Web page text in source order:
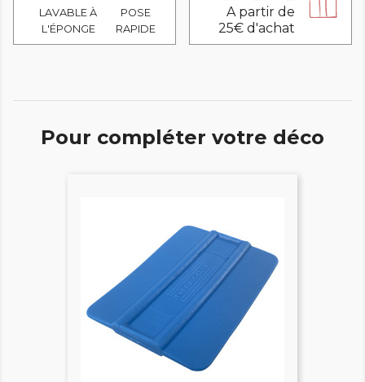
LAVABLE À
L'ÉPONGE
POSE
RAPIDE
A partir de
25€ d'achat
Pour compléter votre déco